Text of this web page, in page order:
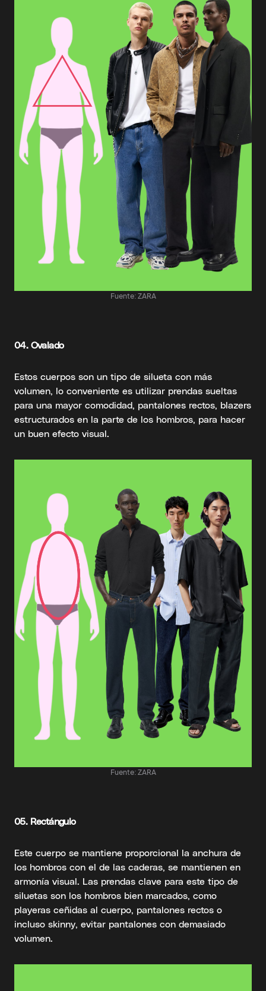
Fuente: ZARA
04. Ovalado
Estos cuerpos son un tipo de silueta con más
volumen, lo conveniente es utilizar prendas sueltas
para una mayor comodidad, pantalones rectos, blazers
estructurados en la parte de los hombros, para hacer
un buen efecto visual.
Fuente: ZARA
05. Rectángulo
Este cuerpo se mantiene proporcional la anchura de
los hombros con el de las caderas, se mantienen en
armonía visual. Las prendas clave para este tipo de
siluetas son los hombros bien marcados, como
playeras ceñidas al cuerpo, pantalones rectos o
incluso skinny, evitar pantalones con demasiado
volumen.